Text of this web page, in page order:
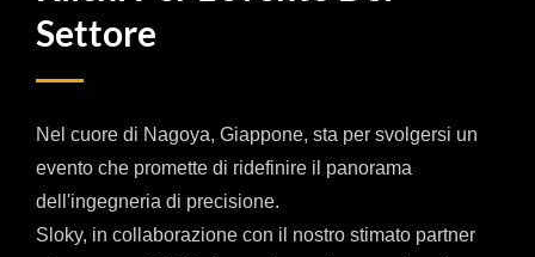
Settore
Nel cuore di Nagoya, Giappone, sta per svolgersi un
evento che promette di ridefinire il panorama
dell'ingegneria di precisione.
Sloky, in collaborazione con il nostro stimato partner